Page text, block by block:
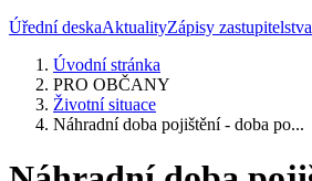
Úřední deskaAktualityZápisy zastupitelstva
Úvodní stránka
PRO OBČANY
Životní situace
Náhradní doba pojištění - doba po...